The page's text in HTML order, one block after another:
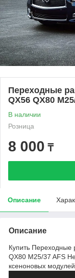
Переходные
QX56 QX80
В наличии
Розница
8 000 ₸
Описание
Описание
Купить Переходные
QX80 M25/37 AFS
ксеноновых модулей